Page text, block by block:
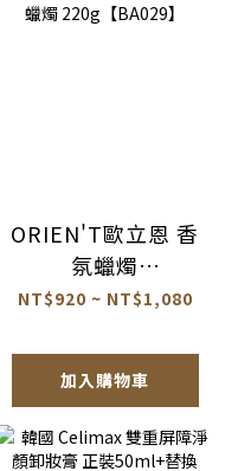
ORIEN'T歐立恩 香
氛蠟燭
220g【BA029】
NT$920 ~ NT$1,080
加入購物車